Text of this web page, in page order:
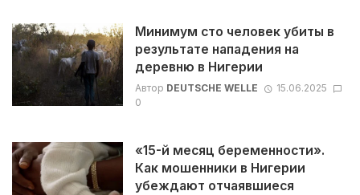
Минимум сто человек убиты в
результате нападения на
деревню в Нигерии
Автор DEUTSCHE WELLE
15.06.2025
0
«15-й месяц беременности».
Как мошенники в Нигерии
убеждают отчаявшиеся